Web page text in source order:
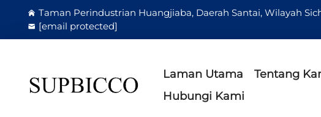
Taman Perindustrian Huangjiaba, Daerah Santai, Wilayah
[email protected]
Laman Utama Tentang
Hubungi Kami